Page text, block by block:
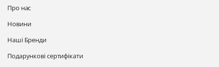
Про нас
Новини
Наші Бренди
Подарункові сертифікати